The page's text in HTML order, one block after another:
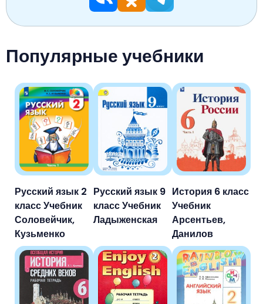
Популярные учебники
Русский язык 2
класс Учебник
Соловейчик,
Кузьменко
Русский язык 9
класс Учебник
Ладыженская
История 6 класс
Учебник
Арсентьев,
Данилов